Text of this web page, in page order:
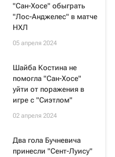
"Сан-Хосе" обыграть
"Лос-Анджелес" в матче
НХЛ
05 апреля 2024
Шайба Костина не
помогла "Сан-Хосе"
уйти от поражения в
игре с "Сиэтлом"
02 апреля 2024
Два гола Бучневича
принесли "Сент-Луису"